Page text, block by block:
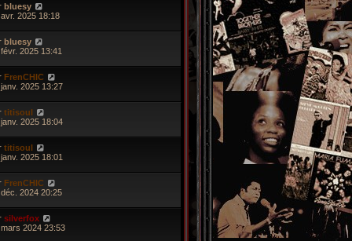
bluesy
2025 18:18
bluesy
2025 13:41
FrenCHIC
2025 13:27
titisoul
2025 18:04
titisoul
2025 18:01
FrenCHIC
2024 20:25
silverfox
mars 2024 23:53